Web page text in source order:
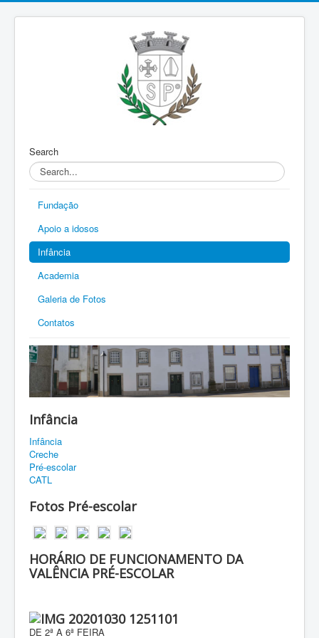
Search
Fundação
Apoio a idosos
Infância
Academia
Galeria de Fotos
Contatos
Infância
Infância
Creche
Pré-escolar
CATL
Fotos Pré-escolar
HORÁRIO DE FUNCIONAMENTO DA
VALÊNCIA PRÉ-ESCOLAR
DE 2ª A 6ª FEIRA